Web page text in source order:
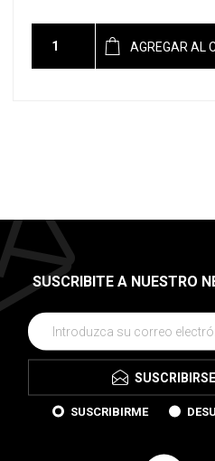
AGREGAR AL
SUSCRIBITE A NUESTRO
SUSCRIBIRSE
SUSCRIBIRME